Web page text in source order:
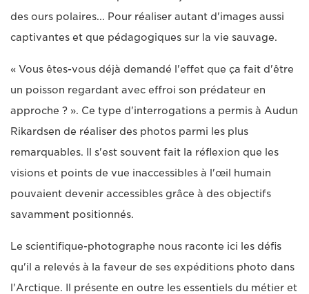
des ours polaires... Pour réaliser autant d'images aussi
captivantes et que pédagogiques sur la vie sauvage.
« Vous êtes-vous déjà demandé l'effet que ça fait d'être
un poisson regardant avec effroi son prédateur en
approche ? ». Ce type d'interrogations a permis à Audun
Rikardsen de réaliser des photos parmi les plus
remarquables. Il s'est souvent fait la réflexion que les
visions et points de vue inaccessibles à l'œil humain
pouvaient devenir accessibles grâce à des objectifs
savamment positionnés.
Le scientifique-photographe nous raconte ici les défis
qu'il a relevés à la faveur de ses expéditions photo dans
l'Arctique. Il présente en outre les essentiels du métier et